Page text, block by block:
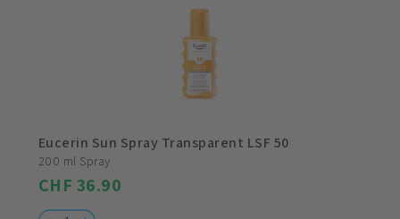
Eucerin Sun Spray Transparent LSF 50
200 ml Spray
CHF 36.90